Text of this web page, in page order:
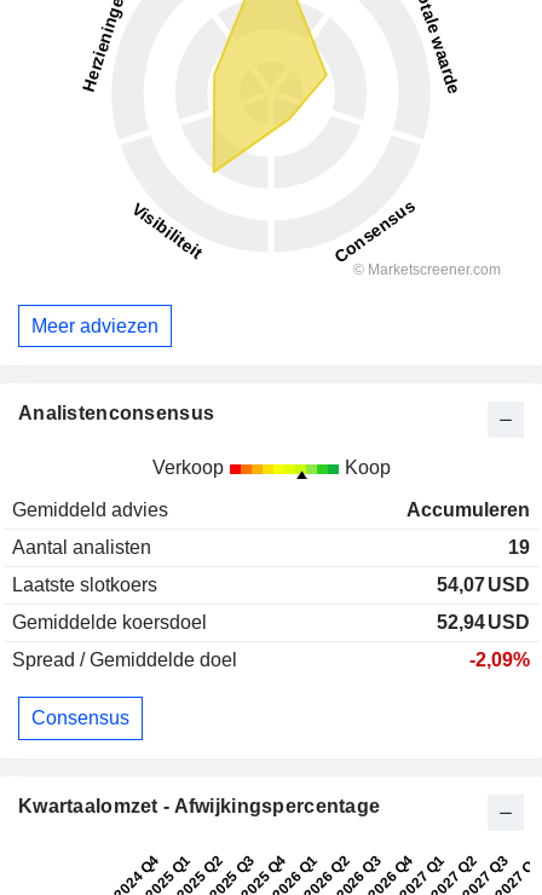
Meer adviezen
Analistenconsensus
Verkoop Koop
Gemiddeld advies
Accumuleren
Aantal analisten
19
Laatste slotkoers
54,07USD
Gemiddelde koersdoel
52,94USD
Spread / Gemiddelde doel
-2,09%
Consensus
Kwartaalomzet - Afwijkingspercentage